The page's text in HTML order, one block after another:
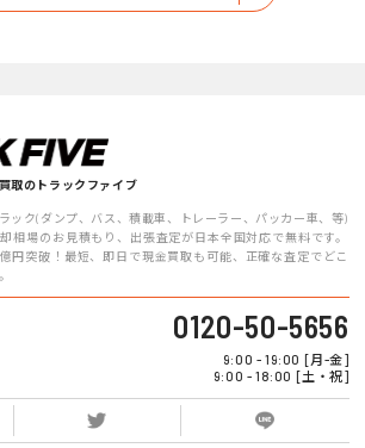
取のトラックファイブ
ック(ダンプ、バス、積載車、トレーラー、パッカー車、等)
相場のお見積もり、出張査定が日本全国対応で無料です。
円突破！最短、即日で現金買取も可能、正確な査定でどこ
0120-50-5656
9:00 - 19:00 [月-金]
9:00 - 18:00 [土・祝]